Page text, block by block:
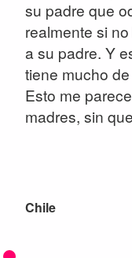
su padre que
realmente si
a su padre. Y
tiene mucho
Esto me
madres, sin
Chile